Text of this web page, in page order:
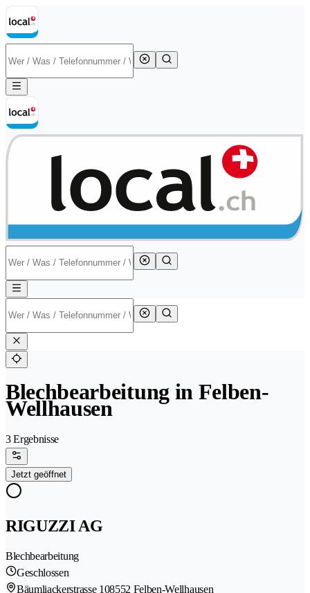
Blechbearbeitung in Felben-
Wellhausen
3 Ergebnisse
Jetzt geöffnet
RIGUZZI AG
Blechbearbeitung
Geschlossen
Bäumliackerstrasse 108552 Felben-Wellhausen